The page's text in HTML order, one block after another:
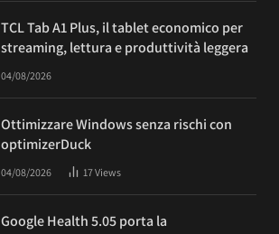
TCL Tab A1 Plus, il tablet economico per
streaming, lettura e produttività leggera
04/08/2026
Ottimizzare Windows senza rischi con
optimizerDuck
04/08/2026 17Views
Google Health 5.05 porta la